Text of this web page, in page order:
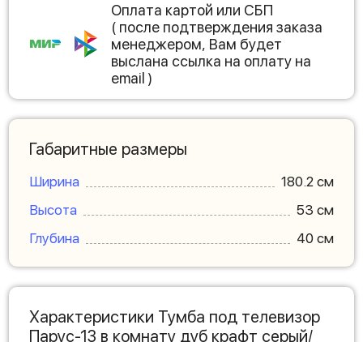
Оплата картой или СБП
( после подтверждения заказа
менеджером, Вам будет
выслана ссылка на оплату на
email )
Габаритные размеры
Ширина
180.2 см
Высота
53 см
Глубина
40 см
Характеристики Тумба под телевизор
Парус-13 в комнату дуб крафт серый/